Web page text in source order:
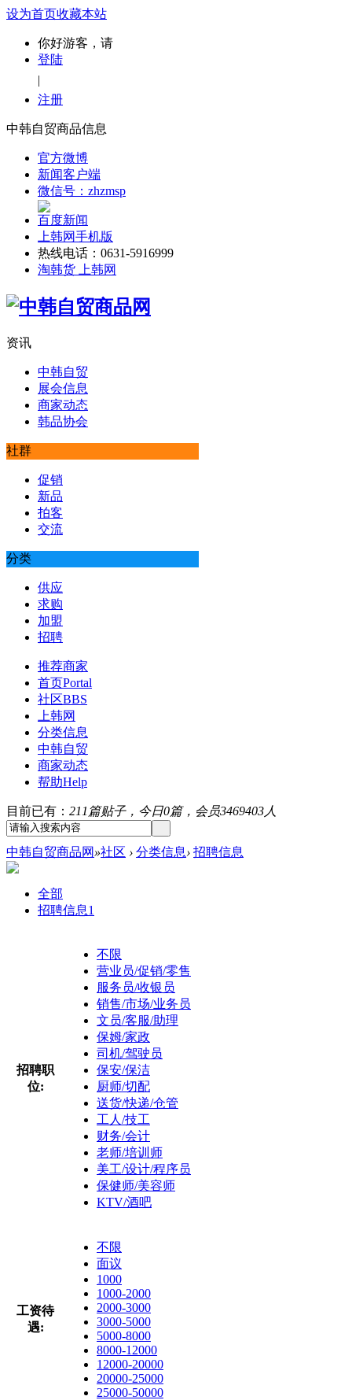
设为首页收藏本站
你好游客，请
登陆
|
注册
中韩自贸商品信息
官方微博
新闻客户端
微信号：zhzmsp
百度新闻
上韩网手机版
热线电话：0631-5916999
淘韩货 上韩网
资讯
中韩自贸
展会信息
商家动态
韩品协会
社群
促销
新品
拍客
交流
分类
供应
求购
加盟
招聘
推荐商家
首页Portal
社区BBS
上韩网
分类信息
中韩自贸
商家动态
帮助Help
目前已有： 211篇贴子，今日0篇，会员3469403人
中韩自贸商品网 »社区 › 分类信息› 招聘信息
全部
招聘信息1
招聘职
位:
不限
营业员/促销/零售
服务员/收银员
销售/市场/业务员
文员/客服/助理
保姆/家政
司机/驾驶员
保安/保洁
厨师/切配
送货/快递/仓管
工人/技工
财务/会计
老师/培训师
美工/设计/程序员
保健师/美容师
KTV/酒吧
工资待
遇:
不限
面议
1000
1000-2000
2000-3000
3000-5000
5000-8000
8000-12000
12000-20000
20000-25000
25000-50000